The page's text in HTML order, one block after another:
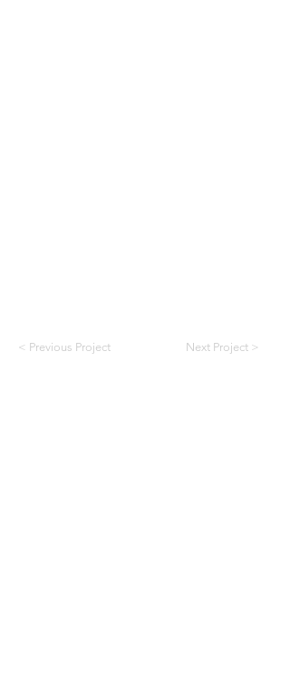
< Previous Project Next Project >